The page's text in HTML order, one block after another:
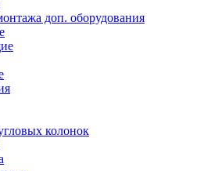
доп. оборудования
колонок